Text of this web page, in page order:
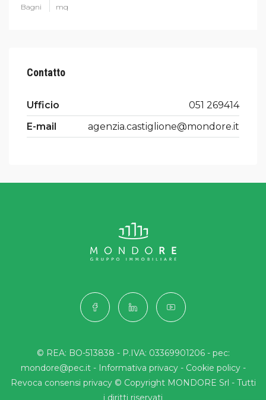
Bagni mq
Contatto
Ufficio
051 269414
E-mail
agenzia.castiglione@mondore.it
© REA: BO-513838 - P.IVA: 03369901206 - pec:
mondore@pec.it - Informativa privacy- Cookie policy-
Revoca consensi privacy© Copyright MONDORE Srl - Tutti
i diritti riservati